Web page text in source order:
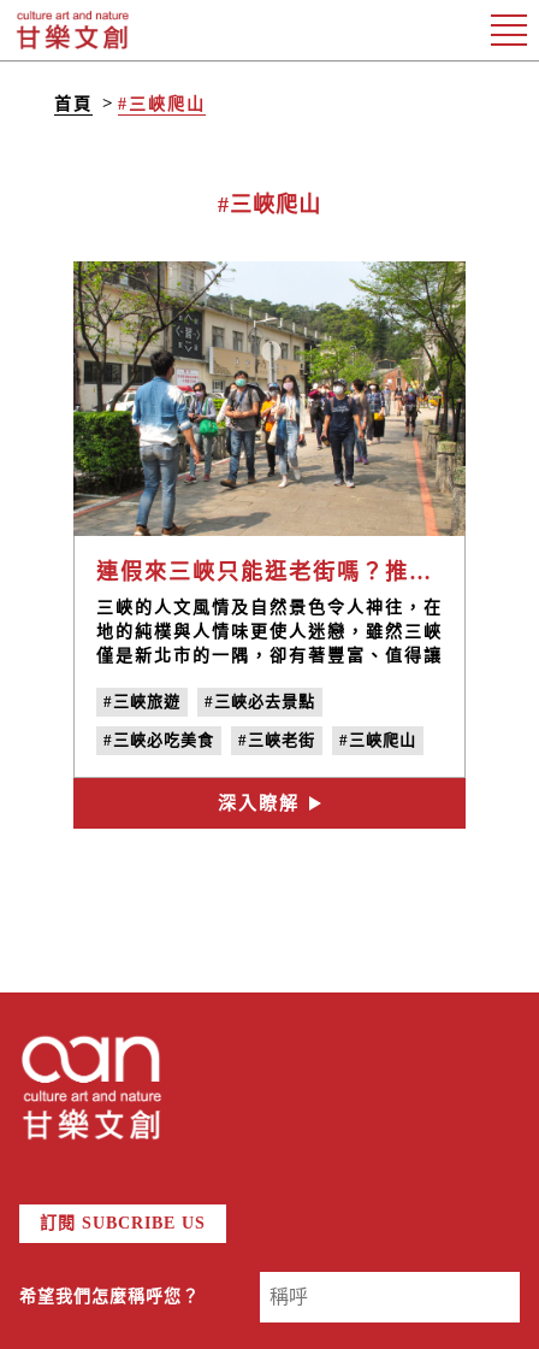
首頁 #三峽爬山
#三峽爬山
連假來三峽只能逛老街嗎？推薦三峽必去的五個熱門景點趕快筆記起來
三峽的人文風情及自然景色令人神往，在
地的純樸與人情味更使人迷戀，雖然三峽
僅是新北市的一隅，卻有著豐富、值得讓
的小旅行嗎？不只三峽老街和祖師廟景
點，還有更多三峽必買伴手禮名產推薦的
甘樂茶室、禾乃川釀酵吧以及禾乃川國產
豆製所，快來看看還可以怎麼玩三峽！
#三峽旅遊 #三峽必去景點
#三峽必吃美食 #三峽老街 #三峽爬山
#三峽藍染 #三峽一日遊 #三峽下午茶
#三峽伴手禮
深入瞭解
訂閱 SUBCRIBE US
希望我們怎麼稱呼您？